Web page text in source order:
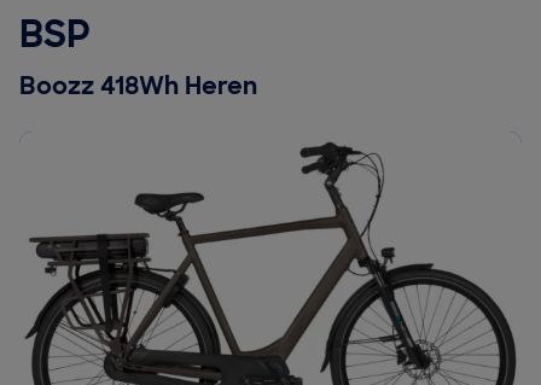
BSP
Boozz 418Wh Heren